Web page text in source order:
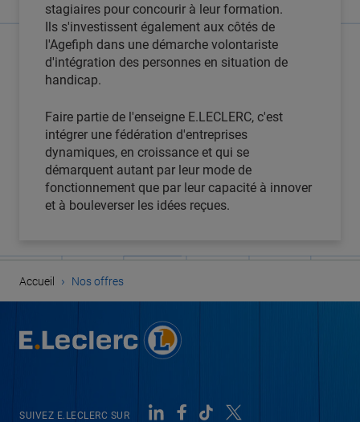
stagiaires pour concourir à leur formation.
Ils s'investissent également aux côtés de
l'Agefiph dans une démarche volontariste
d'intégration des personnes en situation de
handicap.
Faire partie de l'enseigne E.LECLERC, c'est
intégrer une fédération d'entreprises
dynamiques, en croissance et qui se
démarquent autant par leur mode de
fonctionnement que par leur capacité à innover
et à bouleverser les idées reçues.
Accueil › Nos offres
SUIVEZ E.LECLERC SUR